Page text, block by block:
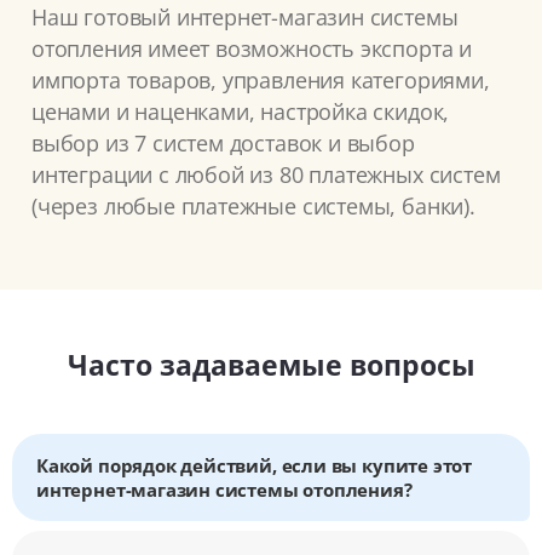
Наш готовый интернет-магазин системы
отопления имеет возможность экспорта и
импорта товаров, управления категориями,
ценами и наценками, настройка скидок,
выбор из 7 систем доставок и выбор
интеграции с любой из 80 платежных систем
(через любые платежные системы, банки).
Часто задаваемые вопросы
Какой порядок действий, если вы купите этот
интернет-магазин системы отопления?